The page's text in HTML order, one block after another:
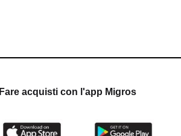
Fare acquisti con l'app Migros